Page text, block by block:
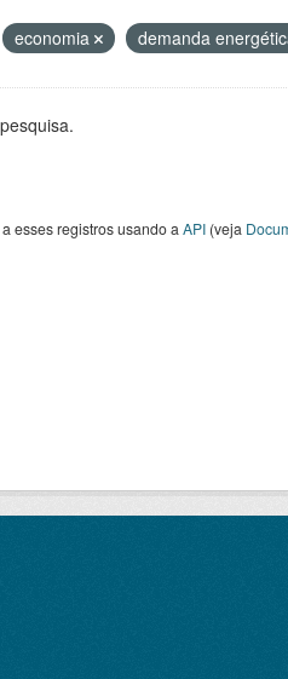
economia demanda
esses registros usando a API(veja